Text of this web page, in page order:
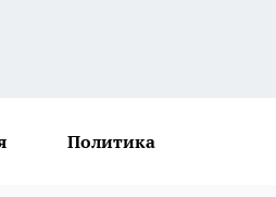
Политика